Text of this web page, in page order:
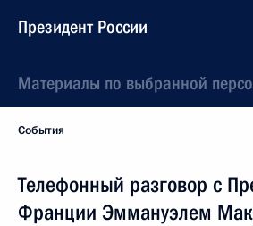
Президент России
Материалы по выбранной
События
Телефонный разговор с
Франции Эммануэлем